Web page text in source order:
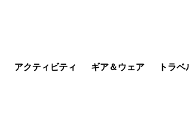
アクティビティ ギア＆ウェア トラベ